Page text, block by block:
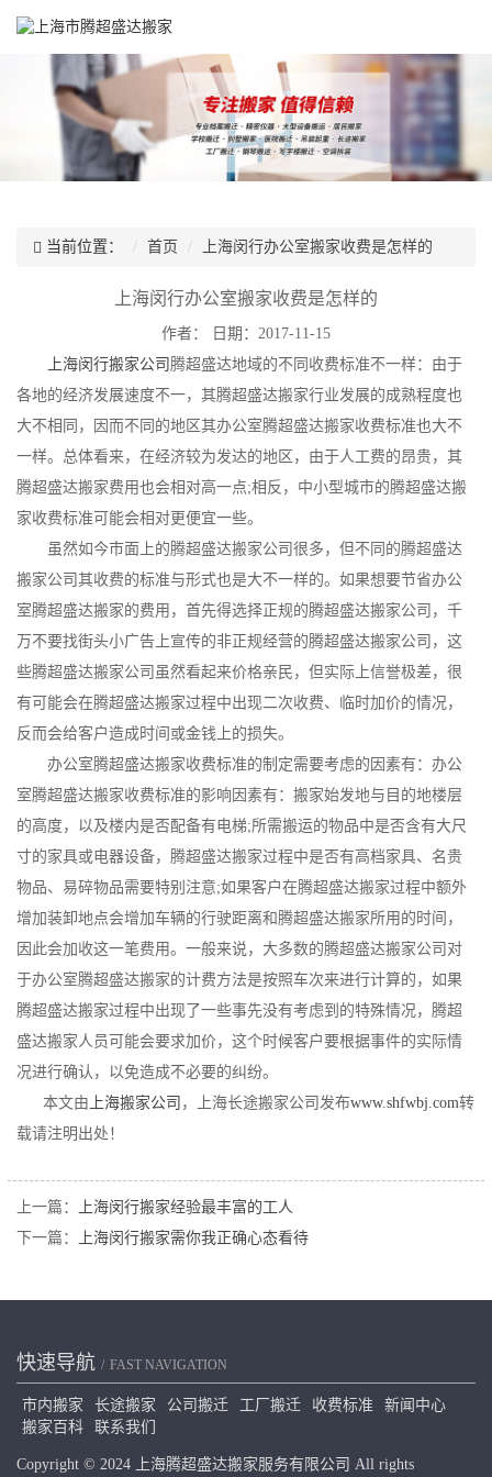
当前位置： 首页 上海闵行办公室搬家收费是怎样的
上海闵行办公室搬家收费是怎样的
作者：
日期：2017-11-15
上海闵行搬家公司 腾超盛达地域的不同收费标准不一样：由于
各地的经济发展速度不一，其腾超盛达搬家行业发展的成熟程度也
大不相同，因而不同的地区其办公室腾超盛达搬家收费标准也大不
一样。总体看来，在经济较为发达的地区，由于人工费的昂贵，其
腾超盛达搬家费用也会相对高一点;相反，中小型城市的腾超盛达搬
家收费标准可能会相对更便宜一些。
虽然如今市面上的腾超盛达搬家公司很多，但不同的腾超盛达
搬家公司其收费的标准与形式也是大不一样的。如果想要节省办公
室腾超盛达搬家的费用，首先得选择正规的腾超盛达搬家公司，千
万不要找街头小广告上宣传的非正规经营的腾超盛达搬家公司，这
些腾超盛达搬家公司虽然看起来价格亲民，但实际上信誉极差，很
有可能会在腾超盛达搬家过程中出现二次收费、临时加价的情况，
反而会给客户造成时间或金钱上的损失。
办公室腾超盛达搬家收费标准的制定需要考虑的因素有：办公
室腾超盛达搬家收费标准的影响因素有：搬家始发地与目的地楼层
的高度，以及楼内是否配备有电梯;所需搬运的物品中是否含有大尺
寸的家具或电器设备，腾超盛达搬家过程中是否有高档家具、名贵
物品、易碎物品需要特别注意;如果客户在腾超盛达搬家过程中额外
增加装卸地点会增加车辆的行驶距离和腾超盛达搬家所用的时间，
因此会加收这一笔费用。一般来说，大多数的腾超盛达搬家公司对
于办公室腾超盛达搬家的计费方法是按照车次来进行计算的，如果
腾超盛达搬家过程中出现了一些事先没有考虑到的特殊情况，腾超
盛达搬家人员可能会要求加价，这个时候客户要根据事件的实际情
况进行确认，以免造成不必要的纠纷。
本文由 上海搬家公司 ，上海长途搬家公司发布www.shfwbj.com转
载请注明出处！
上一篇：
上海闵行搬家经验最丰富的工人
下一篇：
上海闵行搬家需你我正确心态看待
快速导航 FAST NAVIGATION
市内搬家 长途搬家 公司搬迁 工厂搬迁 收费标准
新闻中心
搬家百科
联系我们
Copyright © 2024 上海腾超盛达搬家服务有限公司 All rights